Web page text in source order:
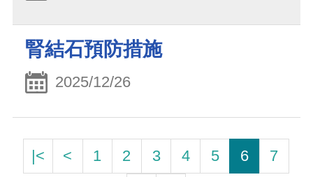
腎結石預防措施
2025/12/26
|< < 1 2 3 4 5 6
7